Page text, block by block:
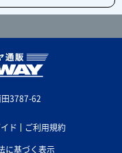
3787-62
ド
ご利用規約
に基づく表示